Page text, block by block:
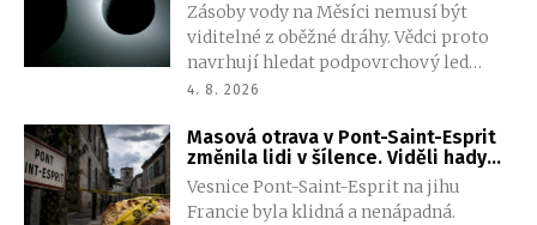
Zásoby vody na Měsíci nemusí být
viditelné z oběžné dráhy. Vědci proto
navrhují hledat podpovrchový led
pomocí seismických vln, které se ve
materiálu. Metoda by mohla pomoci
při přípravě budoucích pilotovaných
misí.
4. 8. 2026
Masová otrava v Pont-Saint-Esprit
změnila lidi v šílence. Viděli hady
vylézající z břicha
Vesnice Pont-Saint-Esprit na jihu
Francie byla klidná a nenápadná.